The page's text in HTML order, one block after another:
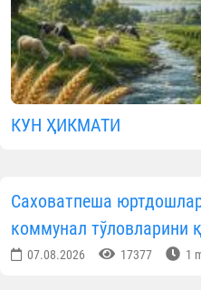
КУН ҲИКМАТИ
Саховатпеша
коммунал тўловларини
07.08.2026 17377 1